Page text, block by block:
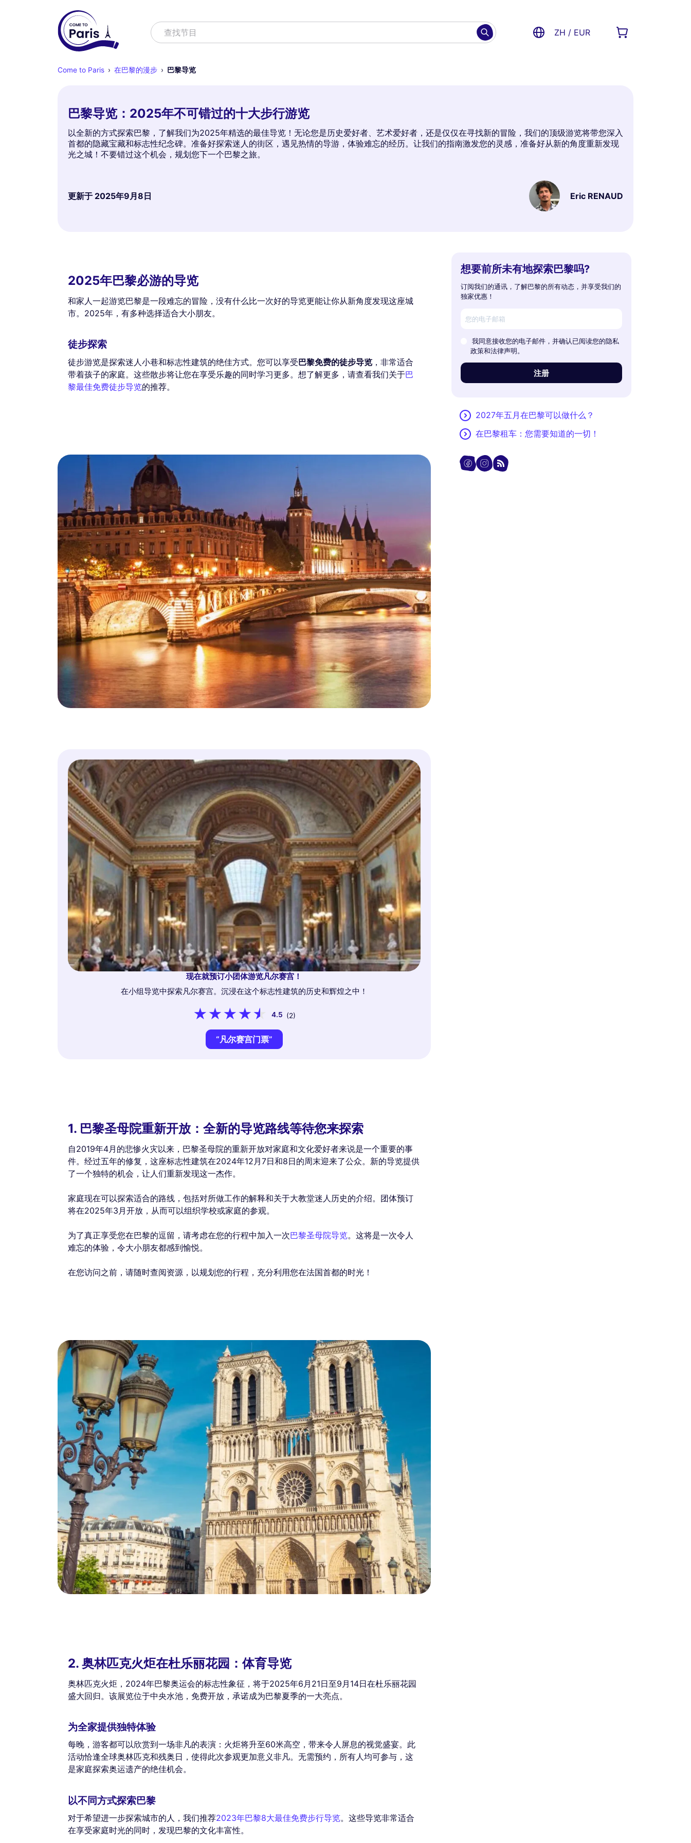
寻找查找节目 ZH / EUR
Come to Paris 在巴黎的漫步 巴黎导览
巴黎导览：2025年不可错过的十大步行游览
以全新的方式探索巴黎，了解我们为2025年精选的最佳导览！无论您是历史爱好者、艺术爱好者，还是仅仅在寻找新的冒险，我们的顶级游览将带您深入
首都的隐藏宝藏和标志性纪念碑。准备好探索迷人的街区，遇见热情的导游，体验难忘的经历。让我们的指南激发您的灵感，准备好从新的角度重新发现
光之城！不要错过这个机会，规划您下一个巴黎之旅。
更新于 2025年9月8日 Eric RENAUD
2025年巴黎必游的导览
和家人一起游览巴黎是一段难忘的冒险，没有什么比一次好的导览更能让你从新角度发现这座城
市。2025年，有多种选择适合大小朋友。
徒步探索
徒步游览是探索迷人小巷和标志性建筑的绝佳方式。您可以享受巴黎免费的徒步导览 ，非常适合
带着孩子的家庭。这些散步将让您在享受乐趣的同时学习更多。想了解更多，请查看我们关于巴
黎最佳免费徒步导览的推荐。
现在就预订小团体游览凡尔赛宫！
在小组导览中探索凡尔赛宫。沉浸在这个标志性建筑的历史和辉煌之中！
4.5 (2)
“凡尔赛宫门票”
1. 巴黎圣母院重新开放：全新的导览路线等待您来探索
自2019年4月的悲惨火灾以来，巴黎圣母院的重新开放对家庭和文化爱好者来说是一个重要的事
件。经过五年的修复，这座标志性建筑在2024年12月7日和8日的周末迎来了公众。新的导览提供
了一个独特的机会，让人们重新发现这一杰作。
家庭现在可以探索适合的路线，包括对所做工作的解释和关于大教堂迷人历史的介绍。团体预订
将在2025年3月开放，从而可以组织学校或家庭的参观。
为了真正享受您在巴黎的逗留，请考虑在您的行程中加入一次巴黎圣母院导览。这将是一次令人
难忘的体验，令大小朋友都感到愉悦。
在您访问之前，请随时查阅资源，以规划您的行程，充分利用您在法国首都的时光！
2. 奥林匹克火炬在杜乐丽花园：体育导览
奥林匹克火炬，2024年巴黎奥运会的标志性象征，将于2025年6月21日至9月14日在杜乐丽花园
盛大回归。该展览位于中央水池，免费开放，承诺成为巴黎夏季的一大亮点。
为全家提供独特体验
每晚，游客都可以欣赏到一场非凡的表演：火炬将升至60米高空，带来令人屏息的视觉盛宴。此
活动恰逢全球奥林匹克和残奥日，使得此次参观更加意义非凡。无需预约，所有人均可参与，这
是家庭探索奥运遗产的绝佳机会。
以不同方式探索巴黎
对于希望进一步探索城市的人，我们推荐2023年巴黎8大最佳免费步行导览。这些导览非常适合
在享受家庭时光的同时，发现巴黎的文化丰富性。
想要前所未有地探索巴黎吗?
订阅我们的通讯，了解巴黎的所有动态，并享受我们的
独家优惠！
我同意接收您的电子邮件，并确认已阅读您的隐私
政策和法律声明。
注册
2027年五月在巴黎可以做什么？
在巴黎租车：您需要知道的一切！